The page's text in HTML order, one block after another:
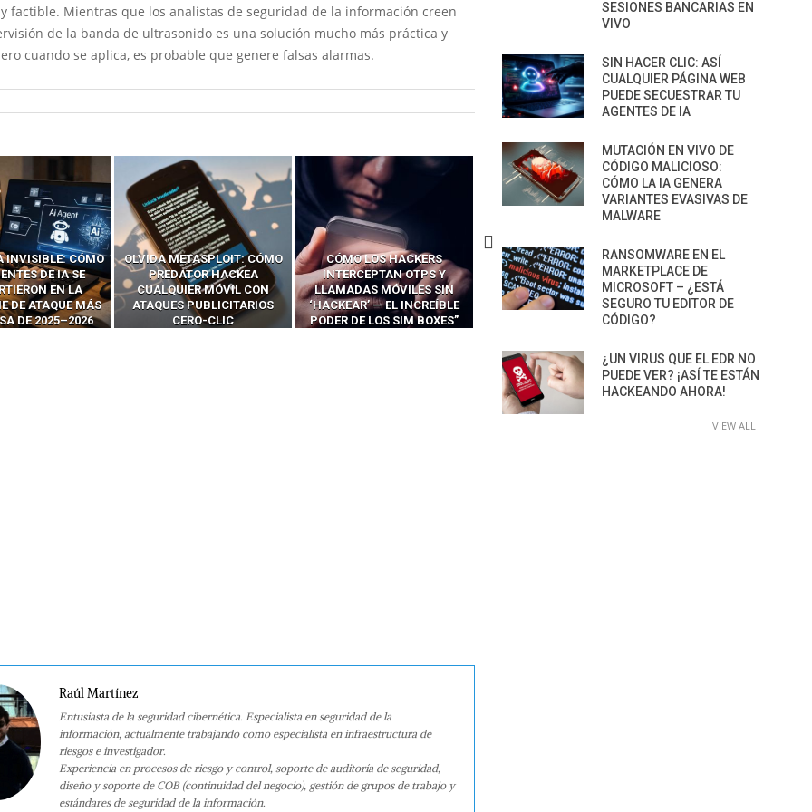
factible. Mientras que los analistas de seguridad de la información creen
de la banda de ultrasonido es una solución mucho más práctica y
cuando se aplica, es probable que genere falsas alarmas.
CÓMO
HACKEA
MÓVIL CON
PUBLICITARIOS
CLIC
CÓMO LOS HACKERS
INTERCEPTAN OTPS Y
LLAMADAS MÓVILES SIN
‘HACKEAR’ — EL INCREÍBLE
PODER DE LOS SIM BOXES”
13 TÉCNICAS
RIDÍCULAMENTE FÁCILES
PARA HACKEAR Y EXPLOTAR
NAVEGADORES DE IA
AGÉNTICA
CÓMO LOS HACKERS
MANIPULAN GITHUB
COPILOT DENTRO DE VS CODE
CÓMO LAVAR EL
LOS NAVEGADORES CON
PARA ROBAR
Raúl Martínez
Entusiasta de la seguridad cibernética. Especialista en seguridad de la
información, actualmente trabajando como especialista en infraestructura de
riesgos e investigador.
Experiencia en procesos de riesgo y control, soporte de auditoría de seguridad,
diseño y soporte de COB (continuidad del negocio), gestión de grupos de trabajo y
estándares de seguridad de la información.
SESIONES BANCARIAS EN
VIVO
SIN HACER CLIC: ASÍ
CUALQUIER PÁGINA WEB
PUEDE SECUESTRAR TU
AGENTES DE IA
MUTACIÓN EN VIVO DE
CÓDIGO MALICIOSO:
CÓMO LA IA GENERA
VARIANTES EVASIVAS DE
MALWARE
RANSOMWARE EN EL
MARKETPLACE DE
MICROSOFT – ¿ESTÁ
SEGURO TU EDITOR DE
CÓDIGO?
¿UN VIRUS QUE EL EDR NO
PUEDE VER? ¡ASÍ TE ESTÁN
HACKEANDO AHORA!
VIEW ALL